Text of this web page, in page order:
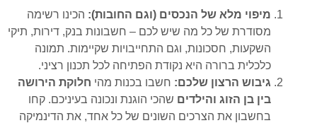
מיפוי מלא של הנכסים (וגם החובות): הכינו רשימה
מסודרת של כל מה שיש לכם – חשבונות בנק, דירות, תיקי
השקעות, חסכונות, וגם התחייבויות שקיימות. תמונה
כלכלית ברורה היא נקודת הפתיחה לכל תכנון רציני.
גיבוש הרצון שלכם: חשבו בכנות מהי חלוקת הירושה
בין בן הזוג והילדים שהכי הוגנת ונכונה בעיניכם. קחו
בחשבון את הצרכים השונים של כל אחד, את הדינמיקה